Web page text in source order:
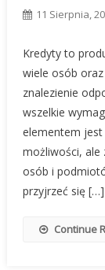
11 Sierpnia,
Kredyty to
wiele osób
znalezienie
wszelkie
elementem jest
możliwości, ale
osób i
przyjrzeć się […]
Continue